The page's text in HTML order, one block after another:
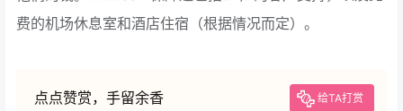
费的机场休息室和酒店住宿（根据情况而定）。
点点赞赏，手留余香 给TA打赏